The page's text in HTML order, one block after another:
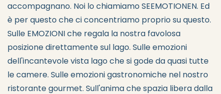
accompagnano. Noi lo chiamiamo SEEMOTIONEN. Ed
è per questo che ci concentriamo proprio su questo.
Sulle EMOZIONI che regala la nostra favolosa
posizione direttamente sul lago. Sulle emozioni
dell'incantevole vista lago che si gode da quasi tutte
le camere. Sulle emozioni gastronomiche nel nostro
ristorante gourmet. Sull'anima che spazia libera dalla